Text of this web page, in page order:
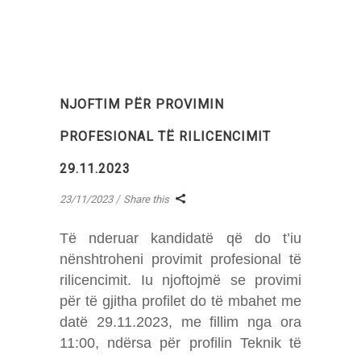
NJOFTIM PËR PROVIMIN
PROFESIONAL TË RILICENCIMIT
29.11.2023
23/11/2023 Share this
Të nderuar kandidatë që do t’iu
nënshtroheni provimit profesional të
rilicencimit. Iu njoftojmë se provimi
për të gjitha profilet do të mbahet me
datë 29.11.2023, me fillim nga ora
11:00, ndërsa për profilin Teknik të